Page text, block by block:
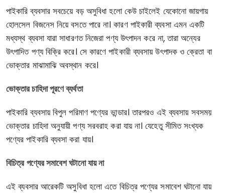
পাইকারি ব্যবসার সবচেয়ে বড় অসুবিধা হলো কেউ চাইলেই যেকোনো জায়গায়
হোলসেল বিজনেস নিয়ে বসতে পারে না। কারণ পাইকারী ব্যবসা এমন একটি
মধ্যস্থ ব্যবসা যারা সাধারণত নিজেরা পণ্য উৎপাদন করে না, তারা অন্যের
উৎপাদিত পণ্য বিক্রি করে। সে কারণে পাইকারী ব্যবসায় উৎপাদক ও ক্রেতা বা
ভোক্তার মাঝামাঝি অবস্থান করে।
ভোক্তার চাহিদা পূরণে ব্যর্থতা
পাইকারি ব্যবসায় বিপুল পরিমাণ পণ্যের ভান্ডার। তারপরও এই ব্যবসায় সবসময়
ভোক্তার চাহিদা অনুযায়ী পণ্য সরবরাহ করা যায় না। যেহেতু সীমিত সংখ্যক
পণ্যের পাইকারি ব্যবসা করা যায়।
বিচিত্র পণ্যের সমাবেশ ঘটানো যায় না
এই ব্যবসার আরেকটি অসুবিধা হলো এতে বিচিত্র পণ্যের সমাবেশ ঘটানো যায়